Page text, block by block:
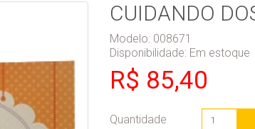
CUIDANDO
Modelo: 008671
Disponibilidade: Em estoque
R$ 85,40
Quantidade